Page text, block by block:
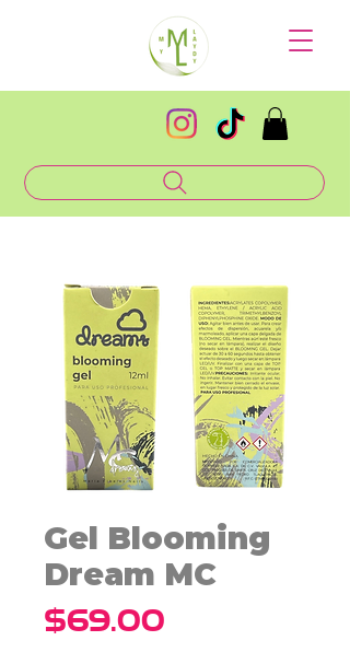
Gel Blooming
Dream MC
$69.00